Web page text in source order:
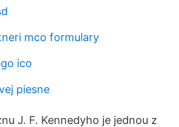
mco formulary
ico
piesne
J. F. Kennedyho je jednou z